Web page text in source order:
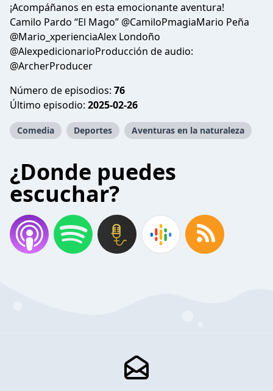
¡Acompáñanos en esta emocionante aventura!
Camilo Pardo “El Mago” @CamiloPmagiaMario Peña
@Mario_xperienciaAlex Londoño
@AlexpedicionarioProducción de audio:
@ArcherProducer
Número de episodios: 76
Último episodio: 2025-02-26
Comedia Deportes Aventuras en la naturaleza
¿Donde puedes
escuchar?